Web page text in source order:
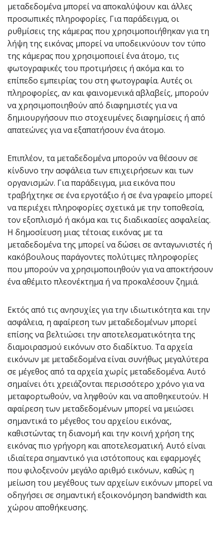
μεταδεδομένα μπορεί να αποκαλύψουν και άλλες
προσωπικές πληροφορίες. Για παράδειγμα, οι
ρυθμίσεις της κάμερας που χρησιμοποιήθηκαν για τη
λήψη της εικόνας μπορεί να υποδεικνύουν τον τύπο
της κάμερας που χρησιμοποιεί ένα άτομο, τις
φωτογραφικές του προτιμήσεις ή ακόμα και το
επίπεδο εμπειρίας του στη φωτογραφία. Αυτές οι
πληροφορίες, αν και φαινομενικά αβλαβείς, μπορούν
να χρησιμοποιηθούν από διαφημιστές για να
δημιουργήσουν πιο στοχευμένες διαφημίσεις ή από
απατεώνες για να εξαπατήσουν ένα άτομο.
Επιπλέον, τα μεταδεδομένα μπορούν να θέσουν σε
κίνδυνο την ασφάλεια των επιχειρήσεων και των
οργανισμών. Για παράδειγμα, μια εικόνα που
τραβήχτηκε σε ένα εργοτάξιο ή σε ένα γραφείο μπορεί
να περιέχει πληροφορίες σχετικά με την τοποθεσία,
τον εξοπλισμό ή ακόμα και τις διαδικασίες ασφαλείας.
Η δημοσίευση μιας τέτοιας εικόνας με τα
μεταδεδομένα της μπορεί να δώσει σε ανταγωνιστές ή
κακόβουλους παράγοντες πολύτιμες πληροφορίες
που μπορούν να χρησιμοποιηθούν για να αποκτήσουν
ένα αθέμιτο πλεονέκτημα ή να προκαλέσουν ζημιά.
Εκτός από τις ανησυχίες για την ιδιωτικότητα και την
ασφάλεια, η αφαίρεση των μεταδεδομένων μπορεί
επίσης να βελτιώσει την αποτελεσματικότητα της
διαμοιρασμού εικόνων στο διαδίκτυο. Τα αρχεία
εικόνων με μεταδεδομένα είναι συνήθως μεγαλύτερα
σε μέγεθος από τα αρχεία χωρίς μεταδεδομένα. Αυτό
σημαίνει ότι χρειάζονται περισσότερο χρόνο για να
μεταφορτωθούν, να ληφθούν και να αποθηκευτούν. Η
αφαίρεση των μεταδεδομένων μπορεί να μειώσει
σημαντικά το μέγεθος του αρχείου εικόνας,
καθιστώντας τη διανομή και την κοινή χρήση της
εικόνας πιο γρήγορη και αποτελεσματική. Αυτό είναι
ιδιαίτερα σημαντικό για ιστότοπους και εφαρμογές
που φιλοξενούν μεγάλο αριθμό εικόνων, καθώς η
μείωση του μεγέθους των αρχείων εικόνων μπορεί να
οδηγήσει σε σημαντική εξοικονόμηση bandwidth και
χώρου αποθήκευσης.